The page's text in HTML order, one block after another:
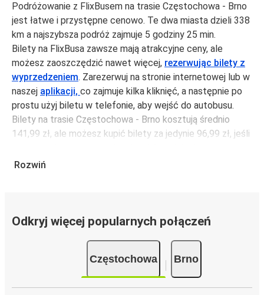
Podróżowanie z FlixBusem na trasie Częstochowa - Brno
jest łatwe i przystępne cenowo. Te dwa miasta dzieli 338
km a najszybsza podróż zajmuje 5 godziny 25 min.
Bilety na FlixBusa zawsze mają atrakcyjne ceny, ale
możesz zaoszczędzić nawet więcej, rezerwując bilety z
wyprzedzeniem. Zarezerwuj na stronie internetowej lub w
naszej aplikacji, co zajmuje kilka kliknięć, a następnie po
prostu użyj biletu w telefonie, aby wejść do autobusu.
Bilety na trasie Częstochowa - Brno kosztują średnio
141,99 zł, ale możesz kupić bilety za jedynie 96,99 zł, jeśli
unikając weekendów i świąt. Aby podróżować szybko,
jedynie 5 godziny 25 min
Podróż autobusemma mniejszy wpływ na środowisko
niż podróż samochodem czy samolotem. Stale pracujemy
Rozwiń
Odkryj więcej popularnych połączeń
Częstochowa Brno